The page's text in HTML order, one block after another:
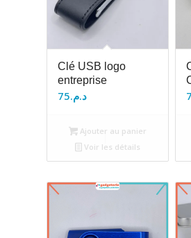
Clé USB logo
entreprise
د.م.75
Ajouter au panier
Voir les détails